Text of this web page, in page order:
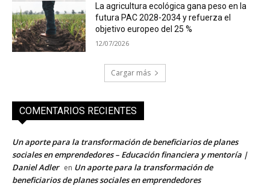
La agricultura ecológica gana peso en la
futura PAC 2028-2034 y refuerza el
objetivo europeo del 25 %
12/07/2026
Cargar más
COMENTARIOS RECIENTES
Un aporte para la transformación de beneficiarios de planes
sociales en emprendedores – Educación financiera y mentoría |
Daniel Adler en Un aporte para la transformación de
beneficiarios de planes sociales en emprendedores